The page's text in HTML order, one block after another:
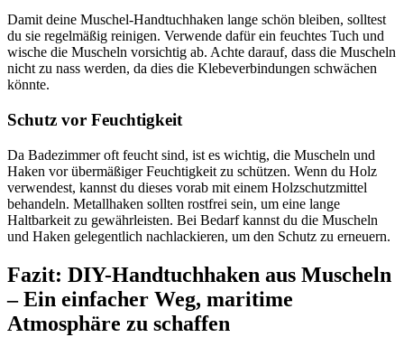
Damit deine Muschel-Handtuchhaken lange schön bleiben, solltest
du sie regelmäßig reinigen. Verwende dafür ein feuchtes Tuch und
wische die Muscheln vorsichtig ab. Achte darauf, dass die Muscheln
nicht zu nass werden, da dies die Klebeverbindungen schwächen
könnte.
Schutz vor Feuchtigkeit
Da Badezimmer oft feucht sind, ist es wichtig, die Muscheln und
Haken vor übermäßiger Feuchtigkeit zu schützen. Wenn du Holz
verwendest, kannst du dieses vorab mit einem Holzschutzmittel
behandeln. Metallhaken sollten rostfrei sein, um eine lange
Haltbarkeit zu gewährleisten. Bei Bedarf kannst du die Muscheln
und Haken gelegentlich nachlackieren, um den Schutz zu erneuern.
Fazit: DIY-Handtuchhaken aus Muscheln
– Ein einfacher Weg, maritime
Atmosphäre zu schaffen